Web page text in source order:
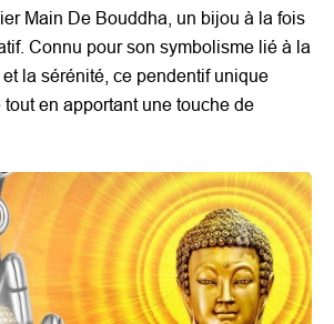
Main De Bouddha, un bijou à la fois
Connu pour son symbolisme lié à la
la sérénité, ce pendentif unique
en apportant une touche de